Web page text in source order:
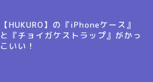
【HUKURO】の『iPhoneケース』
と『チョイガケストラップ』がかっ
こいい！